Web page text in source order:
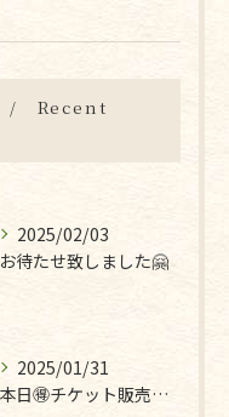
Recent
2025/02/03
お待たせ致しました🤗
2025/01/31
本日🉐チケット販売最終日です❣